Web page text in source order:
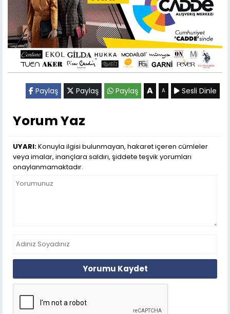
Paylaş Paylaş Paylaş A A Sesli Dinle
Yorum Yaz
UYARI:Konuyla ilgisi bulunmayan, hakaret içeren cümleler
veya imalar, inançlara saldırı, şiddete teşvik yorumları
onaylanmamaktadır.
Yorumu Kaydet